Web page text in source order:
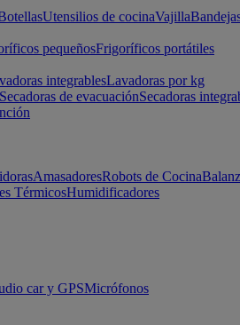
Utensilios de cocinaVajilla
pequeñosFrigoríficos portátiles
integrablesLavadoras por kg
Secadoras de evacuaciónSecadoras
AmasadoresRobots de Cocina
TérmicosHumidificadores
car y GPSMicrófonos